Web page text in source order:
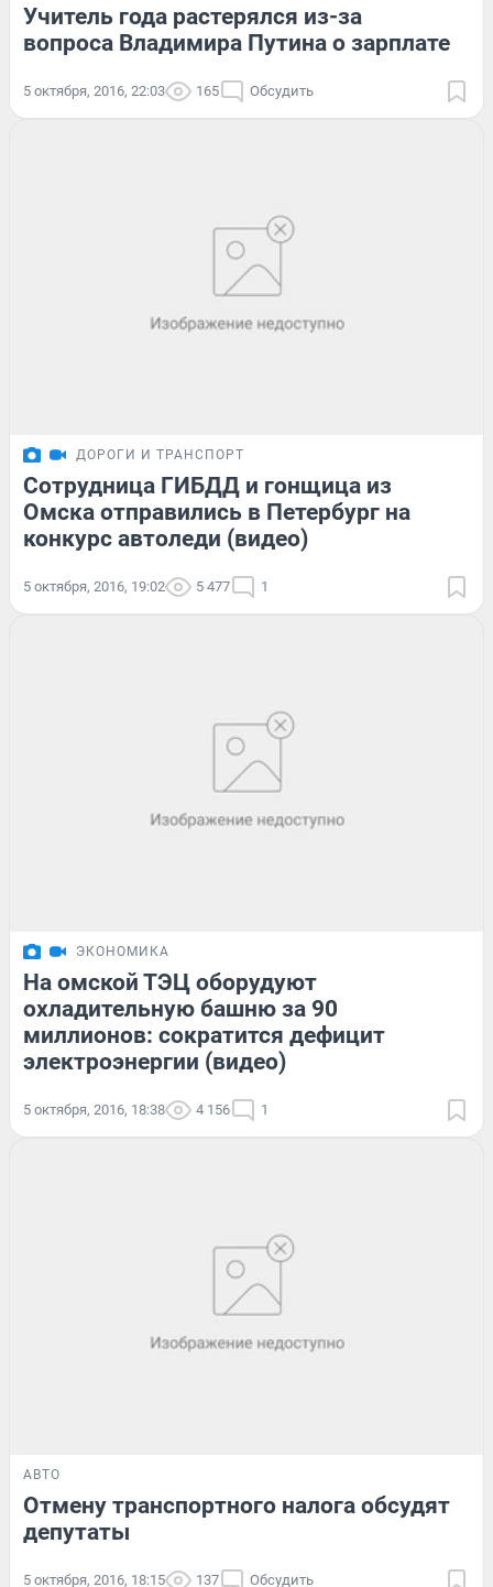
Учитель года растерялся из-за
вопроса Владимира Путина о зарплате
5 октября, 2016, 22:03 165 Обсудить
ДОРОГИ И ТРАНСПОРТ
Сотрудница ГИБДД и гонщица из
Омска отправились в Петербург на
конкурс автоледи (видео)
5 октября, 2016, 19:02 5 477 1
ЭКОНОМИКА
На омской ТЭЦ оборудуют
охладительную башню за 90
миллионов: сократится дефицит
электроэнергии (видео)
5 октября, 2016, 18:38 4 156 1
АВТО
Отмену транспортного налога обсудят
депутаты
5 октября, 2016, 18:15 137 Обсудить